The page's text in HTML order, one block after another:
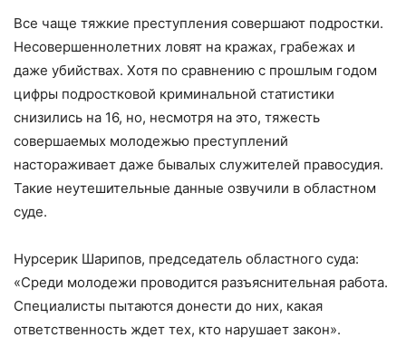
Все чаще тяжкие преступления совершают подростки.
Несовершеннолетних ловят на кражах, грабежах и
даже убийствах. Хотя по сравнению с прошлым годом
цифры подростковой криминальной статистики
снизились на 16, но, несмотря на это, тяжесть
совершаемых молодежью преступлений
настораживает даже бывалых служителей правосудия.
Такие неутешительные данные озвучили в областном
суде.
Нурсерик Шарипов, председатель областного суда:
«Среди молодежи проводится разъяснительная работа.
Специалисты пытаются донести до них, какая
ответственность ждет тех, кто нарушает закон».